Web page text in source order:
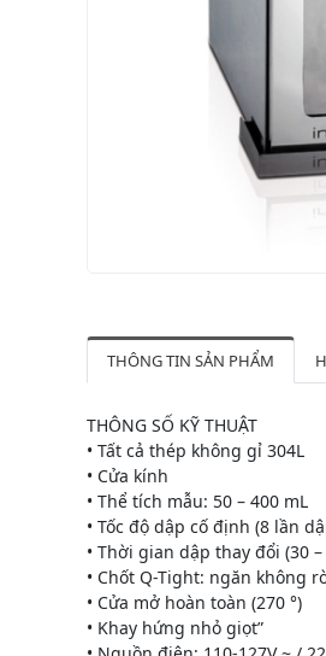
THÔNG TIN SẢN PHẨM
THÔNG SỐ KỸ THUẬT
• Tất cả thép không gỉ 304L
• Cửa kính
• Thể tích mẫu: 50 – 400 mL
• Tốc độ dập cố định (8 lần
• Thời gian dập thay đổi (30
• Chốt Q-Tight: ngăn không
• Cửa mở hoàn toàn (270 °)
• Khay hứng nhỏ giọt”